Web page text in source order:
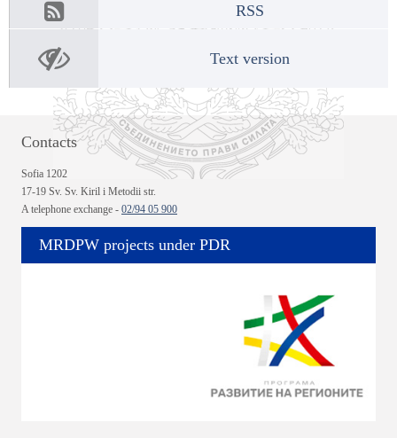
RSS
Text version
Contacts
Sofia 1202
17-19 Sv. Sv. Kiril i Metodii str.
A telephone exchange - 02/94 05 900
MRDPW projects under PDR